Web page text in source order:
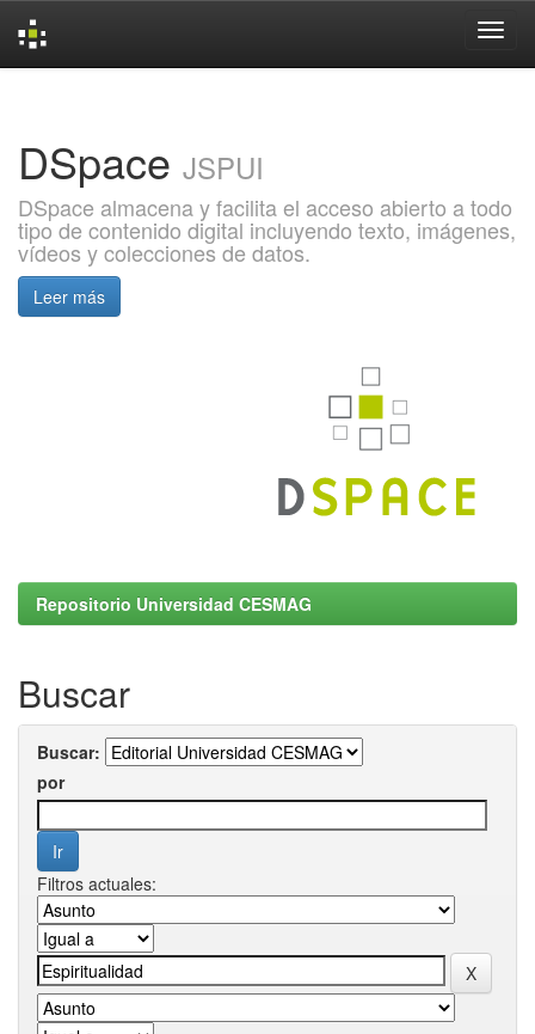
DSpace JSPUI
DSpace almacena y facilita el acceso abierto a todo
tipo de contenido digital incluyendo texto, imágenes,
vídeos y colecciones de datos.
Leer más
Repositorio Universidad CESMAG
Buscar
Buscar:
por
Filtros actuales: